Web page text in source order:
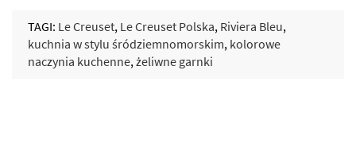
TAGI: Le Creuset,Le Creuset Polska,Riviera Bleu,
kuchnia w stylu śródziemnomorskim,kolorowe
naczynia kuchenne,żeliwne garnki